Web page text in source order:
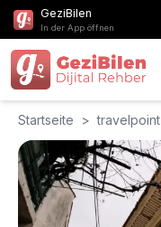
GeziBilen
In der App öffnen
Startseite > travelpoint